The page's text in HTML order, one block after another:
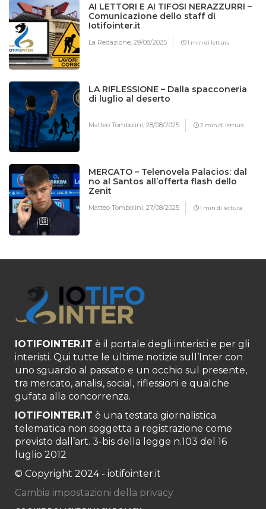
AI LETTORI E AI TIFOSI NERAZZURRI –
Comunicazione dello staff di
Iotifointer.it
La Redazione,29/08/2025 1 min di lettura
LA RIFLESSIONE – Dalla spacconeria
di luglio al deserto
Matteo Tombolini,28/08/2025 2 min di lettura
MERCATO – Telenovela Palacios: dal
no al Santos all’offerta flash dello
Zenit
Matteo Tombolini,27/08/2025 1 min di lettura
IOTIFOINTER.IT è il portale degli interisti e per gli
interisti. Qui tutte le ultime notizie sull’Inter con
uno sguardo al passato e un occhio sul presente,
tra mercato, analisi, social, riflessioni e qualche
gufata alla concorrenza.
IOTIFOINTER.IT è una testata giornalistica
telematica non soggetta a registrazione come
previsto dall’art. 3-bis della legge n.103 del 16
luglio 2012
© Copyright 2024 - iotifointer.it
Cambia impostazioni della privacy